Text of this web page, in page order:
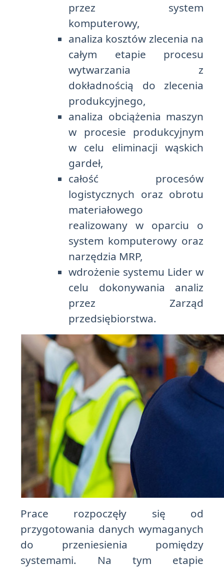
przez system
komputerowy,
analiza kosztów zlecenia na
całym etapie procesu
wytwarzania z
dokładnością do zlecenia
produkcyjnego,
analiza obciążenia maszyn
w procesie produkcyjnym
w celu eliminacji wąskich
gardeł,
całość procesów
logistycznych oraz obrotu
materiałowego
realizowany w oparciu o
system komputerowy oraz
narzędzia MRP,
wdrożenie systemu Lider w
celu dokonywania analiz
przez Zarząd
przedsiębiorstwa.
Prace rozpoczęły się od
przygotowania danych wymaganych
do przeniesienia pomiędzy
systemami. Na tym etapie